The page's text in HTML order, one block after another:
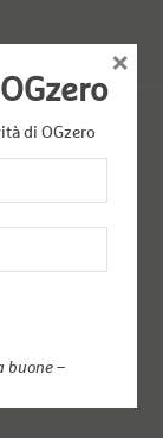
di OGzero
buone –
×